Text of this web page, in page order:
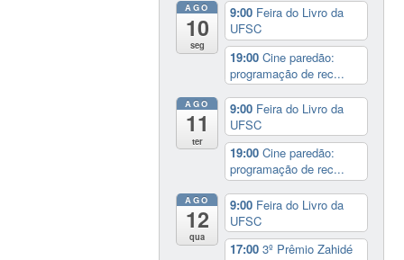
AGO
10
seg
9:00 Feira do Livro da
UFSC
19:00Cine paredão:
programação de rec...
AGO
11
ter
9:00 Feira do Livro da
UFSC
19:00Cine paredão:
programação de rec...
AGO
12
qua
9:00 Feira do Livro da
UFSC
17:003º Prêmio Zahidé